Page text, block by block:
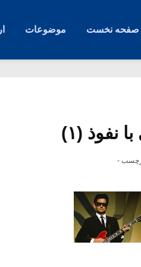
صفحه نخست موضوعات
نفوذ (۱)